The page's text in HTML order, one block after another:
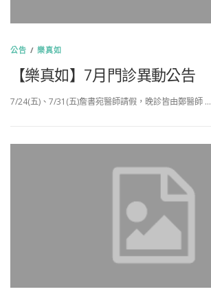
公告 /樂真如
【樂真如】7月門診異動公告
7/24(五)、7/31(五)詹書宛醫師請假，晚診皆由鄭醫師 …